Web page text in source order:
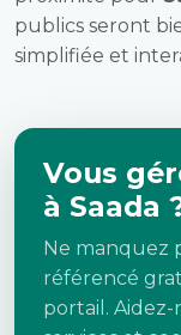
publics seront
simplifiée et
Vous
à Saada
Ne manquez
référencé
portail. Aidez-